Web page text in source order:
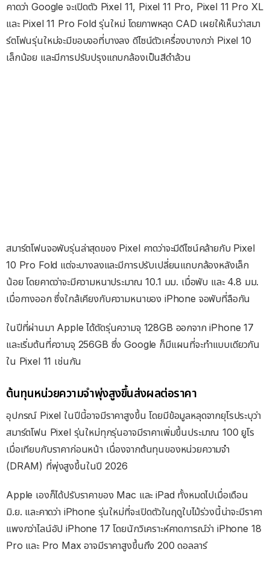
คาดว่า Google จะเปิดตัว Pixel 11, Pixel 11 Pro, Pixel 11 Pro XL
และ Pixel 11 Pro Fold รุ่นใหม่ โดยภาพหลุด CAD เผยให้เห็นว่าสมา
ร์ตโฟนรุ่นใหม่จะมีขอบจอที่บางลง ดีไซน์ตัวเครื่องบางกว่า Pixel 10
เล็กน้อย และมีการปรับปรุงแถบกล้องเป็นสีดำล้วน
สมาร์ตโฟนจอพับรุ่นล่าสุดของ Pixel คาดว่าจะมีดีไซน์คล้ายกับ Pixel
10 Pro Fold แต่จะบางลงและมีการปรับเปลี่ยนแถบกล้องหลังเล็ก
น้อย โดยคาดว่าจะมีความหนาประมาณ 10.1 มม. เมื่อพับ และ 4.8 มม.
เมื่อกางออก ซึ่งใกล้เคียงกับความหนาของ iPhone จอพับที่ลือกัน
ในปีที่ผ่านมา Apple ได้ตัดรุ่นความจุ 128GB ออกจาก iPhone 17
และเริ่มต้นที่ความจุ 256GB ซึ่ง Google ก็มีแผนที่จะทำแบบเดียวกัน
ใน Pixel 11 เช่นกัน
ต้นทุนหน่วยความจำพุ่งสูงขึ้นส่งผลต่อราคา
อุปกรณ์ Pixel ในปีนี้อาจมีราคาสูงขึ้น โดยมีข้อมูลหลุดจากยุโรประบุว่า
สมาร์ตโฟน Pixel รุ่นใหม่ทุกรุ่นอาจมีราคาเพิ่มขึ้นประมาณ 100 ยูโร
เมื่อเทียบกับราคาก่อนหน้า เนื่องจากต้นทุนของหน่วยความจำ
(DRAM) ที่พุ่งสูงขึ้นในปี 2026
Apple เองก็ได้ปรับราคาของ Mac และ iPad ทั้งหมดไปเมื่อเดือน
มิ.ย. และคาดว่า iPhone รุ่นใหม่ที่จะเปิดตัวในฤดูใบไม้ร่วงนี้น่าจะมีราคา
แพงกว่าไลน์อัป iPhone 17 โดยนักวิเคราะห์คาดการณ์ว่า iPhone 18
Pro และ Pro Max อาจมีราคาสูงขึ้นถึง 200 ดอลลาร์